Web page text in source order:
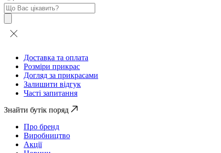
Пошук
товарів
Доставка та оплата
Розміри прикрас
Догляд за прикрасами
Залишити відгук
Часті запитання
Знайти бутік поряд
Про бренд
Виробництво
Акції